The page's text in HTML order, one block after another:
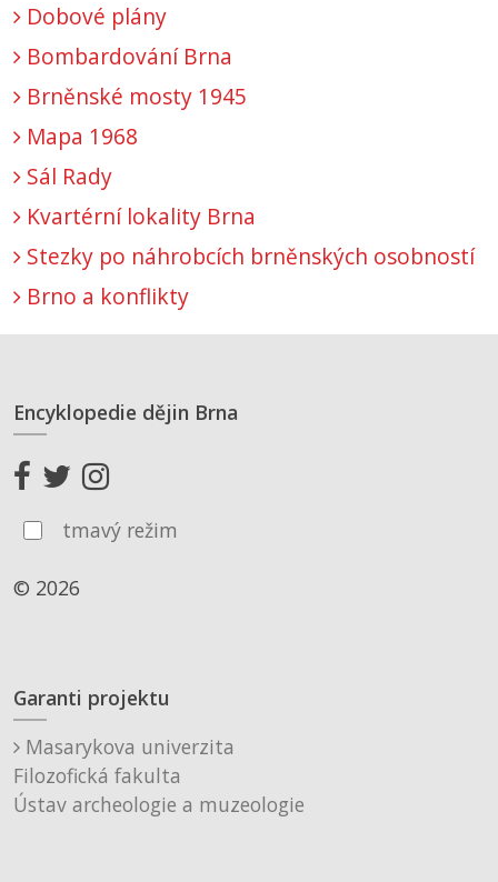
Dobové plány
Bombardování Brna
Brněnské mosty 1945
Mapa 1968
Sál Rady
Kvartérní lokality Brna
Stezky po náhrobcích brněnských osobností
Brno a konflikty
Encyklopedie dějin Brna
tmavý režim
© 2026
Garanti projektu
Masarykova univerzita
Filozofická fakulta
Ústav archeologie a muzeologie